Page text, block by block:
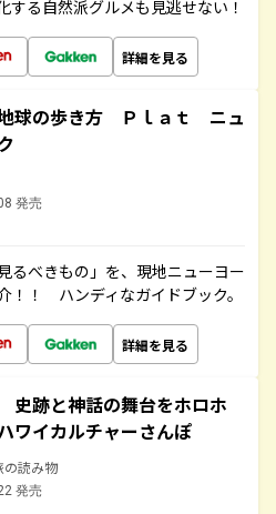
する自然派グルメも見逃せない！
詳細を見る
球の歩き方 Ｐｌａｔ ニュ
発売
るべきもの」を、現地ニューヨー
！！ ハンディなガイドブック。
詳細を見る
史跡と神話の舞台をホロホ
ワイカルチャーさんぽ
の読み物
発売